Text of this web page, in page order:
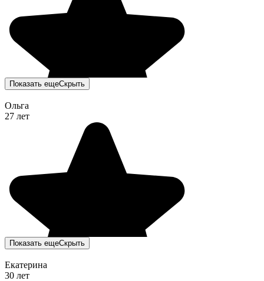
Показать ещеСкрыть
Ольга
27 лет
Показать ещеСкрыть
Екатерина
30 лет